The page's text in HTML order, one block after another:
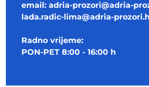
email: adria-prozori@adria-
lada.radic-lima@adria-
Radno vrijeme:
PON-PET 8:00 - 16:00 h